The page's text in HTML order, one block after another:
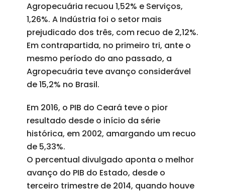
Agropecuária recuou 1,52% e Serviços,
1,26%. A Indústria foi o setor mais
prejudicado dos três, com recuo de 2,12%.
Em contrapartida, no primeiro tri, ante o
mesmo período do ano passado, a
Agropecuária teve avanço considerável
de 15,2% no Brasil.
Em 2016, o PIB do Ceará teve o pior
resultado desde o início da série
histórica, em 2002, amargando um recuo
de 5,33%.
O percentual divulgado aponta o melhor
avanço do PIB do Estado, desde o
terceiro trimestre de 2014, quando houve